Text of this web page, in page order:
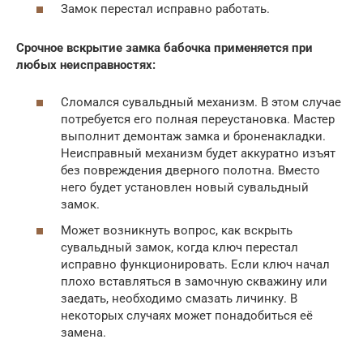
Замок перестал исправно работать.
Срочное вскрытие замка бабочка применяется при
любых неисправностях:
Сломался сувальдный механизм. В этом случае
потребуется его полная переустановка. Мастер
выполнит демонтаж замка и броненакладки.
Неисправный механизм будет аккуратно изъят
без повреждения дверного полотна. Вместо
него будет установлен новый сувальдный
замок.
Может возникнуть вопрос, как вскрыть
сувальдный замок, когда ключ перестал
исправно функционировать. Если ключ начал
плохо вставляться в замочную скважину или
заедать, необходимо смазать личинку. В
некоторых случаях может понадобиться её
замена.